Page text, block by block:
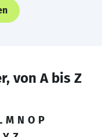
von A bis Z
M N O P